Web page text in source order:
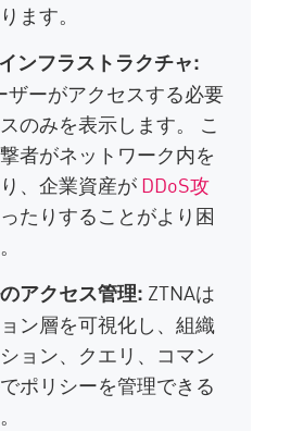
ます。
ンフラストラクチャ:
ザーがアクセスする必要
のみを表示します。 こ
者がネットワーク内を
、企業資産がDDoS攻
たりすることがより困
アクセス管理: ZTNAは
ン層を可視化し、組織
ョン、クエリ、コマン
ポリシーを管理できる